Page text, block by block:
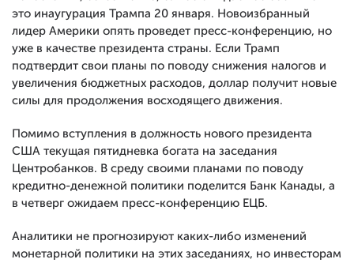
это инаугурация Трампа 20 января. Новоизбранный
лидер Америки опять проведет пресс-конференцию, но
уже в качестве президента страны. Если Трамп
подтвердит свои планы по поводу снижения налогов и
увеличения бюджетных расходов, доллар получит новые
силы для продолжения восходящего движения.
Помимо вступления в должность нового президента
США текущая пятидневка богата на заседания
Центробанков. В среду своими планами по поводу
кредитно-денежной политики поделится Банк Канады, а
в четверг ожидаем пресс-конференцию ЕЦБ.
Аналитики не прогнозируют каких-либо изменений
монетарной политики на этих заседаниях, но инвесторам